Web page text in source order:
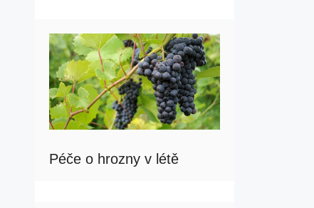
Péče o hrozny v létě